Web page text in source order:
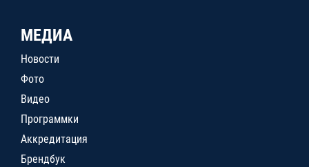
МЕДИА
Новости
Фото
Видео
Программки
Аккредитация
Брендбук